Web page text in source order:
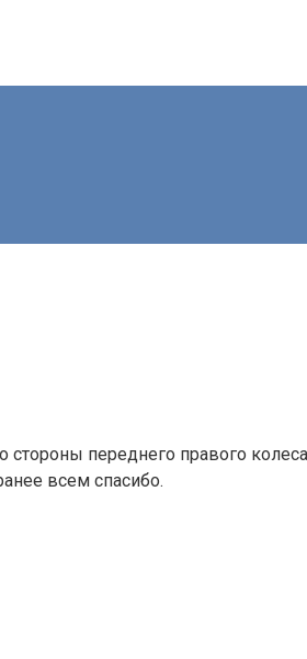
переднего правого
всем спасибо.